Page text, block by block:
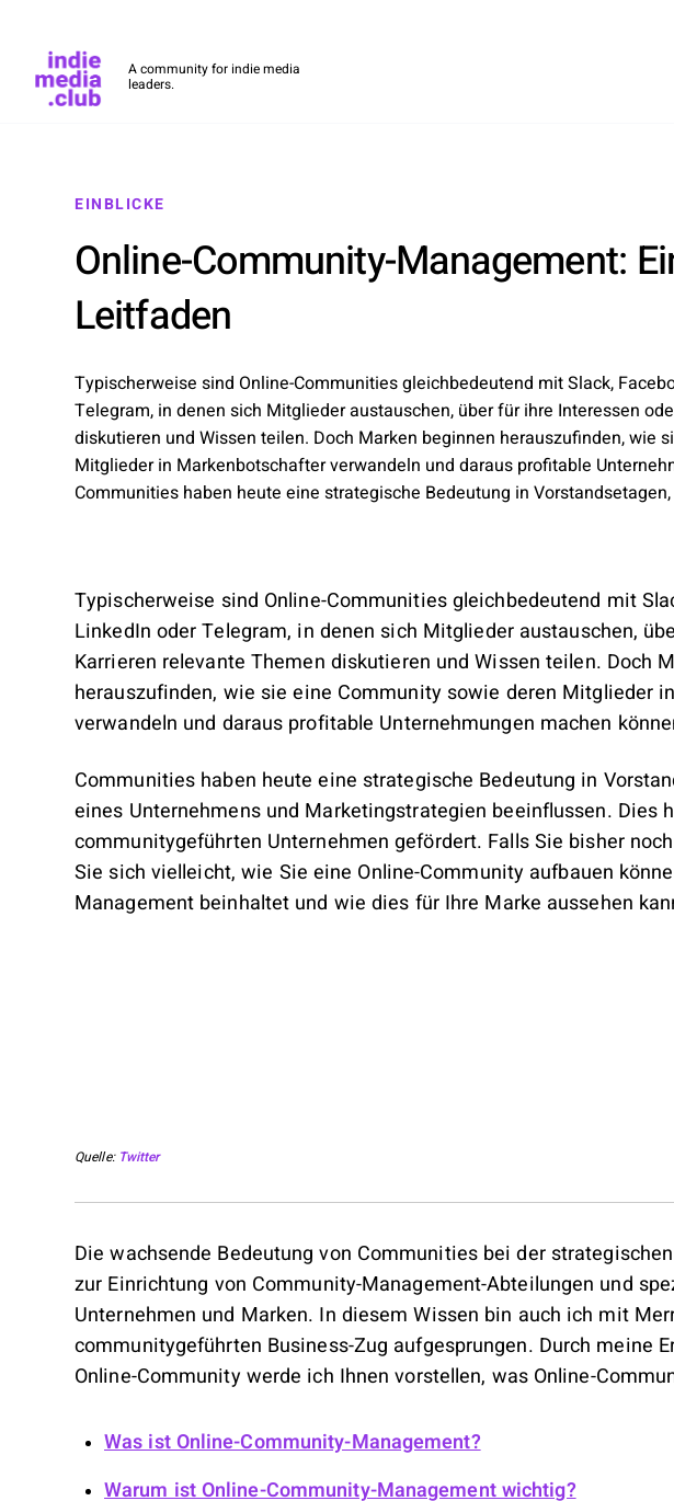
A community for indie media
leaders.
EINBLICKE
Online-Community-Management:
Leitfaden
Typischerweise sind Online-Communities gleichbedeutend mit Slack,
Telegram, in denen sich Mitglieder austauschen, über für ihre Interessen
diskutieren und Wissen teilen. Doch Marken beginnen herauszufinden, wie
Mitglieder in Markenbotschafter verwandeln und daraus profitable
Communities haben heute eine strategische Bedeutung in Vorstandsetagen,
Typischerweise sind Online-Communities gleichbedeutend mit
LinkedIn oder Telegram, in denen sich Mitglieder austauschen,
Karrieren relevante Themen diskutieren und Wissen teilen. Doch
herauszufinden, wie sie eine Community sowie deren Mitglieder
verwandeln und daraus profitable Unternehmungen machen
Communities haben heute eine strategische Bedeutung in
eines Unternehmens und Marketingstrategien beeinflussen. Dies
communitygeführten Unternehmen gefördert. Falls Sie bisher
Sie sich vielleicht, wie Sie eine Online-Community aufbauen
Management beinhaltet und wie dies für Ihre Marke aussehen
Quelle: Twitter
Die wachsende Bedeutung von Communities bei der
zur Einrichtung von Community-Management-Abteilungen und
Unternehmen und Marken. In diesem Wissen bin auch ich mit
communitygeführten Business-Zug aufgesprungen. Durch meine
Online-Community werde ich Ihnen vorstellen, was Online-
Was ist Online-Community-Management?
Warum ist Online-Community-Management wichtig?